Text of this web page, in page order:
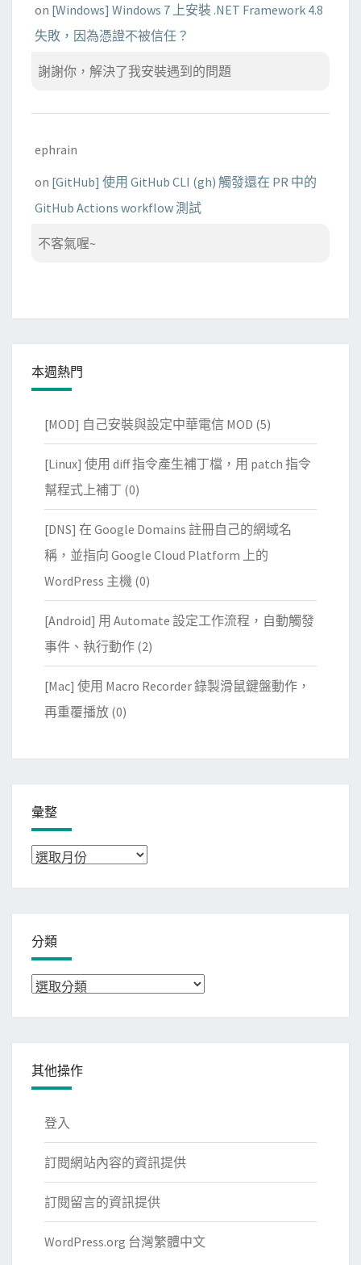
on [Windows] Windows 7 上安裝 .NET Framework 4.8
失敗，因為憑證不被信任？
謝謝你，解決了我安裝遇到的問題
ephrain
on [GitHub] 使用 GitHub CLI (gh) 觸發還在 PR 中的
GitHub Actions workflow 測試
不客氣喔~
本週熱門
[MOD] 自己安裝與設定中華電信 MOD (5)
[Linux] 使用 diff 指令產生補丁檔，用 patch 指令
幫程式上補丁 (0)
[DNS] 在 Google Domains 註冊自己的網域名
稱，並指向 Google Cloud Platform 上的
WordPress 主機 (0)
[Android] 用 Automate 設定工作流程，自動觸發
事件、執行動作 (2)
[Mac] 使用 Macro Recorder 錄製滑鼠鍵盤動作，
再重覆播放 (0)
彙整
彙
分類
分
其他操作
登入
訂閱網站內容的資訊提供
訂閱留言的資訊提供
WordPress.org 台灣繁體中文